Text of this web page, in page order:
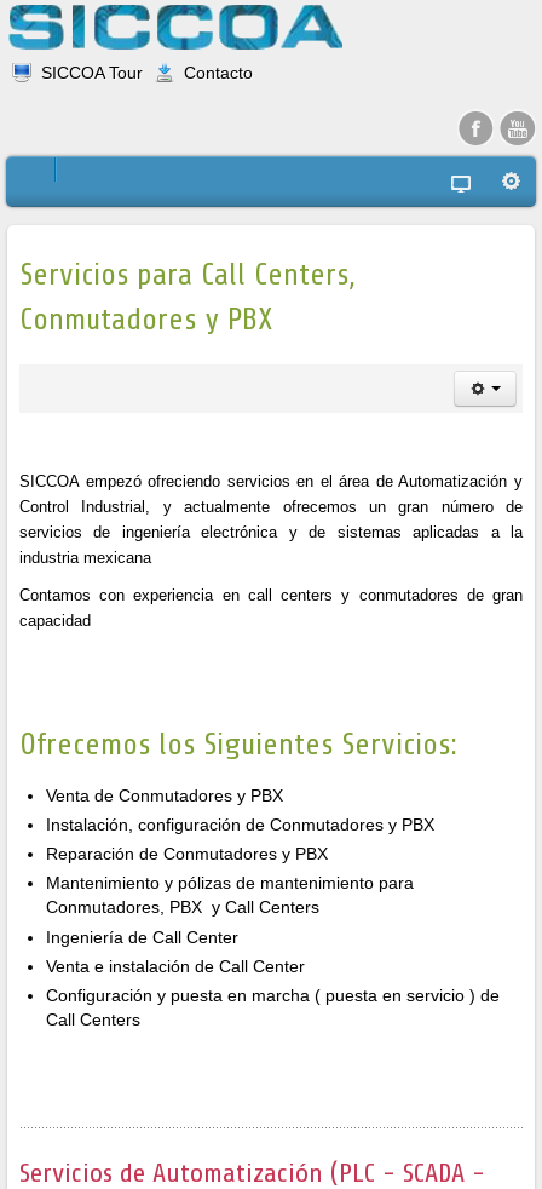
SICCOA Tour Contacto
Servicios para Call Centers,
Conmutadores y PBX
SICCOA empezó ofreciendo servicios en el área de Automatización y
Control Industrial, y actualmente ofrecemos un gran número de
servicios de ingeniería electrónica y de sistemas aplicadas a la
industria mexicana
Contamos con experiencia en call centers y conmutadores de gran
capacidad
Ofrecemos los Siguientes Servicios:
Venta de Conmutadores y PBX
Instalación, configuración de Conmutadores y PBX
Reparación de Conmutadores y PBX
Mantenimiento y pólizas de mantenimiento para
Conmutadores, PBX y Call Centers
Ingeniería de Call Center
Venta e instalación de Call Center
Configuración y puesta en marcha ( puesta en servicio ) de
Call Centers
Servicios de Automatización (PLC - SCADA -